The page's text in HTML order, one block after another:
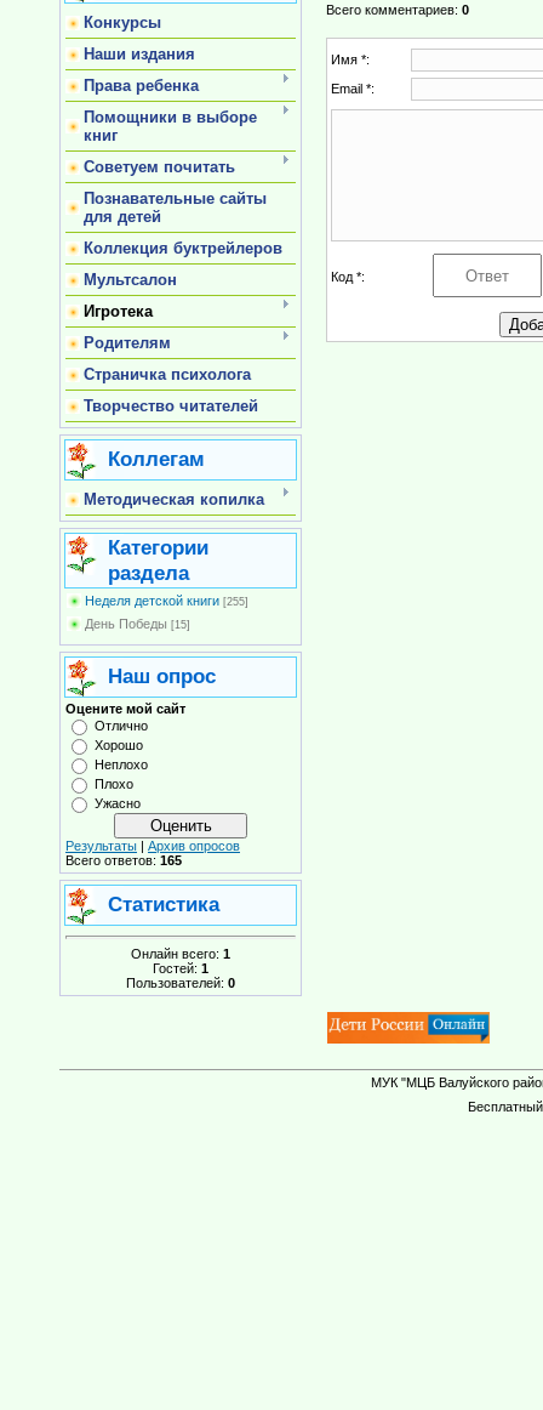
Конкурсы
Наши издания
Права ребенка
Помощники в выборе
книг
Советуем почитать
Познавательные сайты
для детей
Коллекция буктрейлеров
Мультсалон
Игротека
Родителям
Страничка психолога
Творчество читателей
Коллегам
Методическая копилка
Категории
раздела
Неделя детской книги [255]
День Победы [15]
Наш опрос
Оцените мой сайт
Отлично
Хорошо
Неплохо
Плохо
Ужасно
Результаты | Архив опросов
Всего ответов: 165
Статистика
Онлайн всего: 1
Гостей: 1
Пользователей: 0
Всего комментариев: 0
Имя *:
Email *:
Код *:
МУК "МЦБ Валуйского